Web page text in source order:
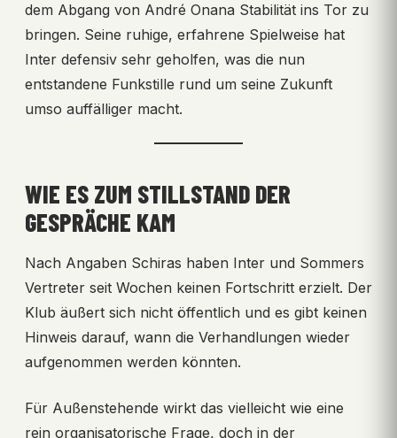
dem Abgang von André Onana Stabilität ins Tor zu
bringen. Seine ruhige, erfahrene Spielweise hat
Inter defensiv sehr geholfen, was die nun
entstandene Funkstille rund um seine Zukunft
umso auffälliger macht.
WIE ES ZUM STILLSTAND DER
GESPRÄCHE KAM
Nach Angaben Schiras haben Inter und Sommers
Vertreter seit Wochen keinen Fortschritt erzielt. Der
Klub äußert sich nicht öffentlich und es gibt keinen
Hinweis darauf, wann die Verhandlungen wieder
aufgenommen werden könnten.
Für Außenstehende wirkt das vielleicht wie eine
rein organisatorische Frage, doch in der